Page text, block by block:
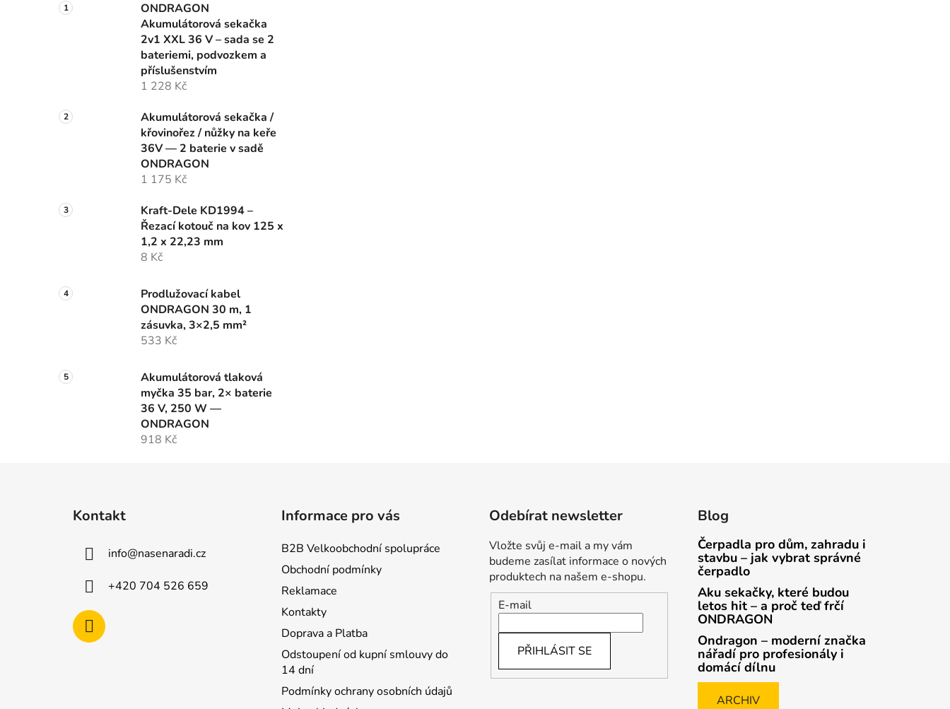
ONDRAGON
Akumulátorová sekačka
2v1 XXL 36 V – sada se 2
bateriemi, podvozkem a
příslušenstvím
1 228 Kč
Akumulátorová sekačka /
křovinořez / nůžky na keře
36V — 2 baterie v sadě
ONDRAGON
1 175 Kč
Kraft-Dele KD1994 –
Řezací kotouč na kov 125 x
1,2 x 22,23 mm
8 Kč
Prodlužovací kabel
ONDRAGON 30 m, 1
zásuvka, 3×2,5 mm²
533 Kč
Akumulátorová tlaková
myčka 35 bar, 2× baterie
36 V, 250 W —
ONDRAGON
918 Kč
Kontakt
info@nasenaradi.cz
+420 704 526 659
Informace pro vás
B2B Velkoobchodní spolupráce
Obchodní podmínky
Reklamace
Kontakty
Doprava a Platba
Odstoupení od kupní smlouvy do
14 dní
Podmínky ochrany osobních údajů
Odebírat newsletter
Vložte svůj e-mail a my vám
budeme zasílat informace o nových
produktech na našem e-shopu.
E-mail
PŘIHLÁSIT SE
Blog
Čerpadla pro dům, zahradu i
stavbu – jak vybrat správné
čerpadlo
Aku sekačky, které budou
letos hit – a proč teď frčí
ONDRAGON
Ondragon – moderní značka
nářadí pro profesionály i
domácí dílnu
ARCHIV